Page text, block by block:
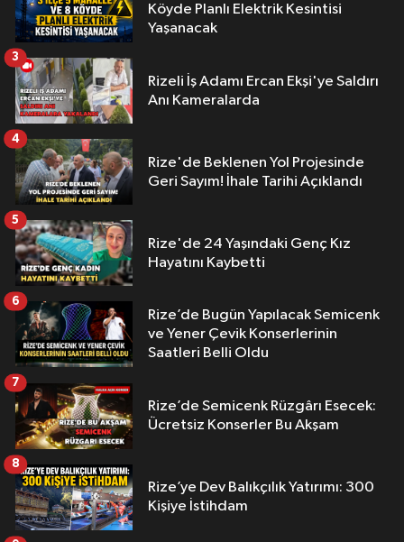
Köyde Planlı Elektrik Kesintisi
Yaşanacak
Rizeli İş Adamı Ercan Ekşi'ye Saldırı
Anı Kameralarda
3
Rize'de Beklenen Yol Projesinde
Geri Sayım! İhale Tarihi Açıklandı
4
Rize'de 24 Yaşındaki Genç Kız
Hayatını Kaybetti
5
Rize’de Bugün Yapılacak Semicenk
ve Yener Çevik Konserlerinin
Saatleri Belli Oldu
6
Rize’de Semicenk Rüzgârı Esecek:
Ücretsiz Konserler Bu Akşam
7
Rize’ye Dev Balıkçılık Yatırımı: 300
Kişiye İstihdam
8